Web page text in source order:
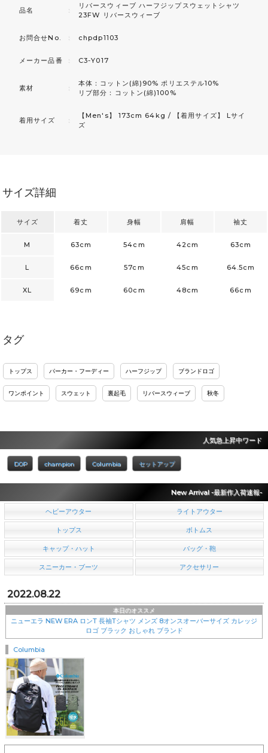
品名 ：
リバースウィーブ ハーフジップスウェットシャツ
23FW リバースウィーブ
お問合せNo. ： chpdp1103
メーカー品番 ： C3-Y017
素材 ：
本体：コットン(綿)90% ポリエステル10%
リブ部分：コットン(綿)100%
着用サイズ ：
【Men's】 173cm 64kg / 【着用サイズ】 Lサイ
ズ
サイズ詳細
サイズ 着丈 身幅 肩幅 袖丈
M 63cm 54cm 42cm 63cm
L 66cm 57cm 45cm 64.5cm
XL 69cm 60cm 48cm 66cm
タグ
トップス パーカー・フーディー ハーフジップ ブランドロゴ
ワンポイント スウェット 裏起毛 リバースウィーブ 秋冬
人気急上昇中ワード
DOP champion Columbia セットアップ
New Arrival -最新作入荷速報-
ヘビーアウター ライトアウター
トップス ボトムス
キャップ・ハット バッグ・鞄
スニーカー・ブーツ アクセサリー
2022.08.22
本日のオススメ
ニューエラ NEW ERA ロンT 長袖Tシャツ メンズ 8オンスオーバーサイズ カレッジ
ロゴ ブラック おしゃれ ブランド
Columbia